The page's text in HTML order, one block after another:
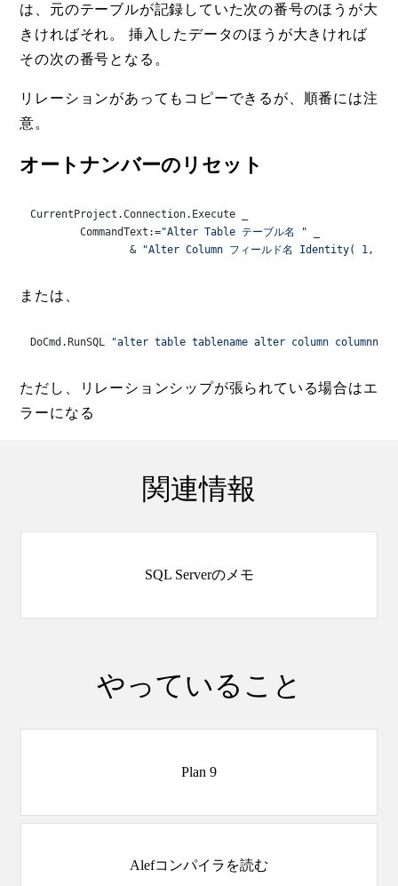
は、元のテーブルが記録していた次の番号のほうが大
きければそれ。 挿入したデータのほうが大きければ
その次の番号となる。
リレーションがあってもコピーできるが、順番には注
意。
オートナンバーのリセット
CurrentProject.Connection.Execute _
	CommandText:=
"Alter Table テーブル名 "
		&
"Alter Column フィールド名 Identity( 1, 1
または、
DoCmd.RunSQL "alter table tablename alter column
ただし、リレーションシップが張られている場合はエ
ラーになる
関連情報
SQL Serverのメモ
やっていること
Plan 9
Alefコンパイラを読む